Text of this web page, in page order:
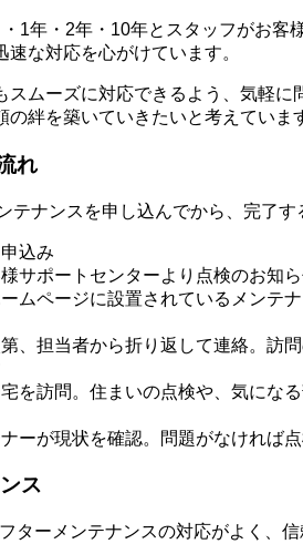
1年・2年・10年とスタッフがお
な対応を心がけています。
ムーズに対応できるよう、気軽
絆を築いていきたいと考えていま
れ
ナンスを申し込んでから、完了す
込み
サポートセンターより点検のお知
ムページに設置されているメンテ
、担当者から折り返して連絡。訪
を訪問。住まいの点検や、気にな
ーが現状を確認。問題がなければ
ス
ターメンテナンスの対応がよく、